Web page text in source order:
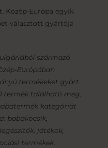
Közép-Európa egyik
választott gyártója
származó
Európában
termékeket gyárt.
termék található meg,
kategóriát
babakocsik,
játékok,
termékek,